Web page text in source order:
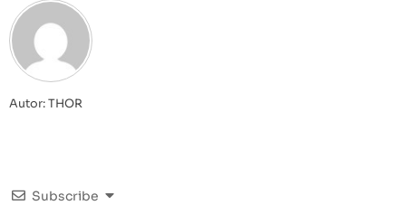
Autor: THOR
Subscribe